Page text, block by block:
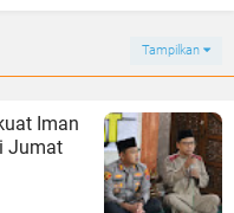
Tampilkan
Iman
Jumat